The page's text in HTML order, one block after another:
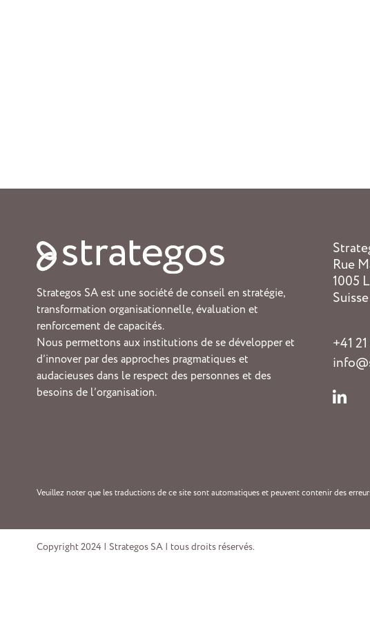
Strategos SA est une société de conseil en stratégie,
transformation organisationnelle, évaluation et
renforcement de capacités.
Nous permettons aux institutions de se développer et
d’innover par des approches pragmatiques et
audacieuses dans le respect des personnes et des
besoins de l’organisation.
Rue
1005
Suisse
+41
Veuillez noter que les traductions de ce site sont automatiques et peuvent contenir des
Copyright 2024 | Strategos SA | tous droits réservés.